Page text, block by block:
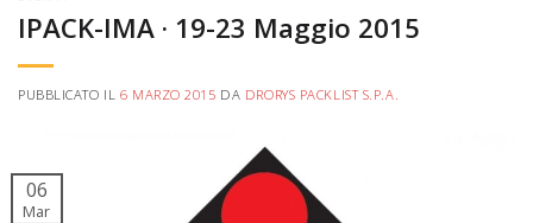
IPACK-IMA · 19-23 Maggio 2015
PUBBLICATO IL 6 MARZO 2015 DA DRORYS PACKLIST S.P.A.
06
Mar